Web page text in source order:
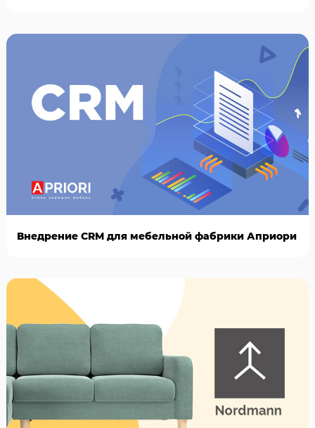
Внедрение CRM для мебельной фабрики Априори